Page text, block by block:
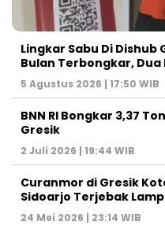
Lingkar Sabu Di
Bulan Terbongkar,
5 Agustus 2026 | 17:50 WIB
BNN RI Bongkar 3,37
Gresik
2 Juli 2026 | 19:44 WIB
Curanmor di Gresik
Sidoarjo Terjebak
24 Mei 2026 | 23:14 WIB